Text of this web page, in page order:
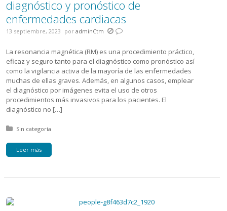
diagnóstico y pronóstico de
enfermedades cardiacas
13 septiembre, 2023 por adminCtm
La resonancia magnética (RM) es una procedimiento práctico,
eficaz y seguro tanto para el diagnóstico como pronóstico así
como la vigilancia activa de la mayoría de las enfermedades
muchas de ellas graves. Además, en algunos casos, emplear
el diagnóstico por imágenes evita el uso de otros
procedimientos más invasivos para los pacientes. El
diagnóstico no […]
Posted in:
Sin categoría
Leer más